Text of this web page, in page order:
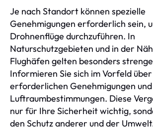
Je nach Standort können spezielle
Genehmigungen erforderlich sein,
Drohnenflüge durchzuführen. In
Naturschutzgebieten und in der
Flughäfen gelten besonders
Informieren Sie sich im Vorfeld
erforderlichen Genehmigungen
Luftraumbestimmungen. Diese
nur für Ihre Sicherheit wichtig,
den Schutz anderer und der